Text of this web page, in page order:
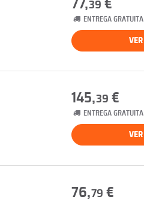
77,39 €
ENTREGA GRATUITA
VER
145,39 €
ENTREGA GRATUITA
VER
76,79 €